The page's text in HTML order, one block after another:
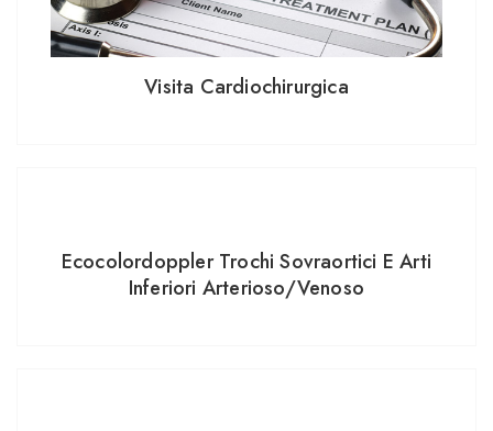
Visita Cardiochirurgica
Ecocolordoppler Trochi Sovraortici E Arti
Inferiori Arterioso/venoso